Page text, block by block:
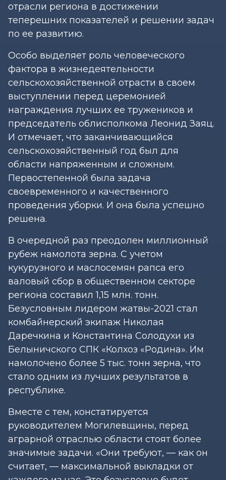
отрасли региона в достижении
теперешних показателей и решении задач
по ее развитию.
Особо выделяет роль человеческого
фактора в жизнедеятельности
сельскохозяйственной отрасти в своем
выступлении перед церемонией
награждения лучших ее тружеников и
председатель облисполкома Леонид Заяц.
И отмечает, что заканчивающийся
сельскохозяйственный год был для
области напряженным и сложным.
Первостепенной была задача
своевременного и качественного
проведения уборки. И она была успешно
решена.
В очередной раз преодолен миллионный
рубеж намолота зерна. С учетом
кукурузного и маслосемян рапса его
валовый сбор в общественном секторе
региона составил 1,15 млн. тонн.
Безусловным лидером жатвы-2021 стал
комбайнерский экипаж Николая
Даречкина и Константина Солодухи из
Белыничского СПК «Колхоз «Родина». Им
намолочено более 5 тыс. тонн зерна, что
стало одним из лучших результатов в
республике.
Вместе с тем, констатируется
руководителем Могилевщины, перед
аграрной отраслью области стоят более
значимые задачи. «Они требуют, — как он
считает, — максимальной выкладки от